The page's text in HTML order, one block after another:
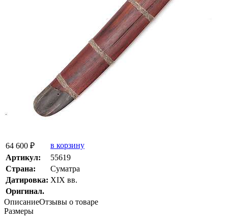
64 600 ₽
в корзину
Артикул:
55619
Страна:
Суматра
Датировка: XIX вв.
Оригинал.
ОписаниеОтзывы о товаре
Размеры